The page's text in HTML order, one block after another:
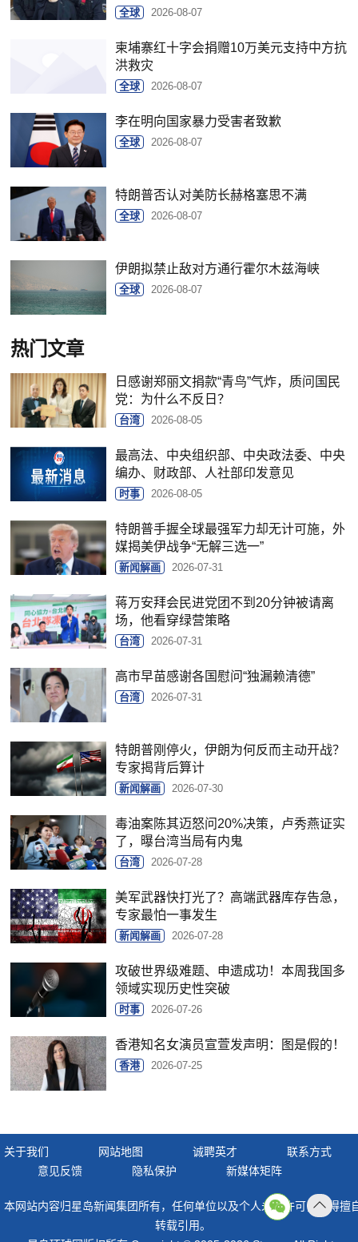
全球 2026-08-07
柬埔寨红十字会捐赠10万美元支持中方抗
洪救灾
全球 2026-08-07
李在明向国家暴力受害者致歉
全球 2026-08-07
特朗普否认对美防长赫格塞思不满
全球 2026-08-07
伊朗拟禁止敌对方通行霍尔木兹海峡
全球 2026-08-07
热门文章
日感谢郑丽文捐款“青鸟”气炸，质问国民
党：为什么不反日？
台湾 2026-08-05
最高法、中央组织部、中央政法委、中央
编办、财政部、人社部印发意见
时事 2026-08-05
特朗普手握全球最强军力却无计可施，外
媒揭美伊战争“无解三选一”
新闻解画 2026-07-31
蒋万安拜会民进党团不到20分钟被请离
场，他看穿绿营策略
台湾 2026-07-31
高市早苗感谢各国慰问“独漏赖清德”
台湾 2026-07-31
特朗普刚停火，伊朗为何反而主动开战？
专家揭背后算计
新闻解画 2026-07-30
毒油案陈其迈怒问20%决策，卢秀燕证实
了，曝台湾当局有内鬼
台湾 2026-07-28
美军武器快打光了？高端武器库存告急，
专家最怕一事发生
新闻解画 2026-07-28
攻破世界级难题、申遗成功！本周我国多
领域实现历史性突破
时事 2026-07-26
香港知名女演员宣萱发声明：图是假的！
香港 2026-07-25
关于我们 网站地图 诚聘英才
联系方式
意见反馈
隐私保护 新媒体矩阵
本网站内容归星岛新闻集团所有，任何单位以及个人未经许可，不得擅
转载引用。